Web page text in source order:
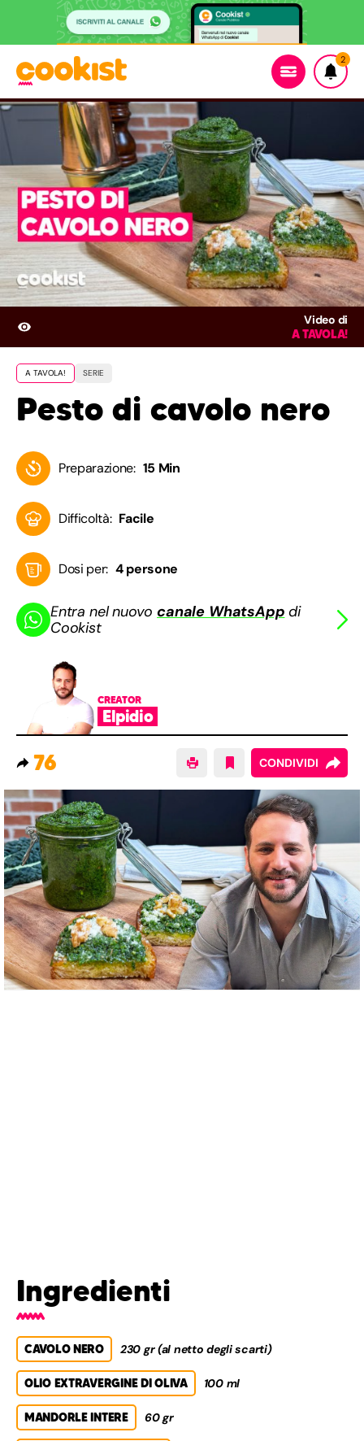
2
Video di
A TAVOLA!
A TAVOLA! SERIE
Pesto di cavolo nero
Preparazione: 15 Min
Difficoltà: Facile
Dosi per: 4 persone
Entra nel nuovocanale WhatsApp di
Cookist
CREATOR
Elpidio
76 CONDIVIDI
Ingredienti
CAVOLO NERO 230 gr (al netto degli scarti)
OLIO EXTRAVERGINE DI OLIVA 100 ml
MANDORLE INTERE 60 gr